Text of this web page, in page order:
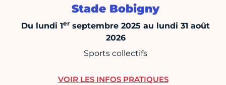
Stade Bobigny
Du lundi 1er septembre 2025 au lundi 31 août
2026
Sports collectifs
VOIR LES INFOS PRATIQUES